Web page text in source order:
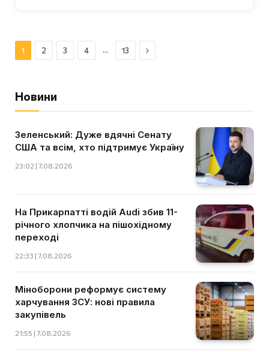
1 2 3 4 … 13 Далі
Новини
Зеленський: Дуже вдячні Сенату
США та всім, хто підтримує Україну
23:02 | 7.08.2026
На Прикарпатті водій Audi збив 11-
річного хлопчика на пішохідному
переході
22:33 | 7.08.2026
Міноборони реформує систему
харчування ЗСУ: нові правила
закупівель
21:55 | 7.08.2026